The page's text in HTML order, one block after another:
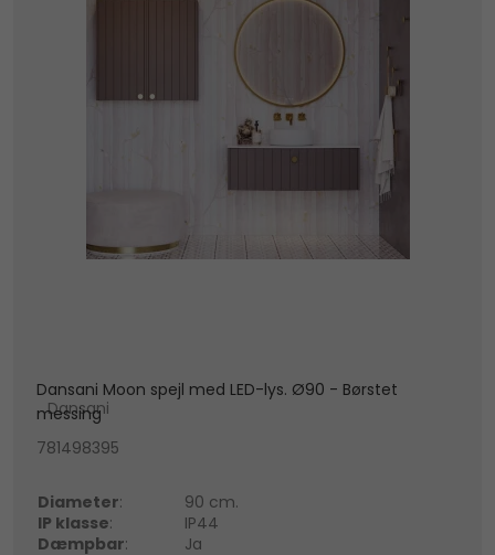
Dansani Moon spejl med LED-lys. Ø90 - Børstet
messing
Dansani
781498395
Diameter:
90 cm.
IP klasse:
IP44
Dæmpbar:
Ja